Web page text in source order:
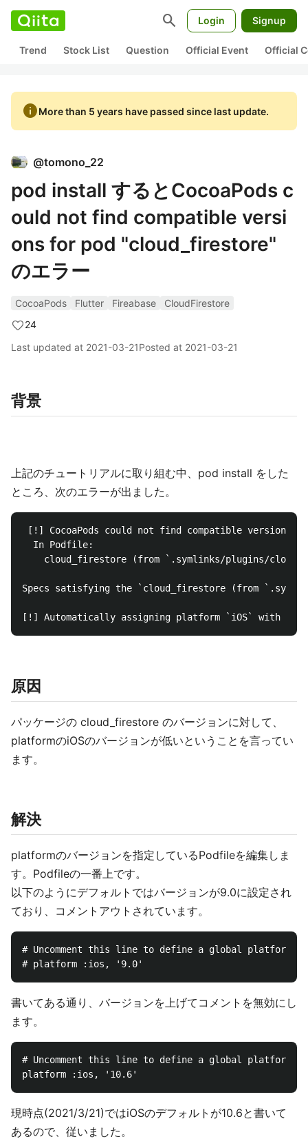
search Login Signup
Trend Stock List Question Official Event Official
infoMore than 5 years have passed since last update.
@tomono_22
pod install するとCocoaPods c
ould not find compatible versi
ons for pod "cloud_firestore"
のエラー
CocoaPods Flutter Fireabase
CloudFirestore
24
Last updated at 2021-03-21Posted at 2021-03-21
背景
上記のチュートリアルに取り組む中、pod install をした
ところ、次のエラーが出ました。
[!] CocoaPods could not find compatible versions
  In Podfile:
cloud_firestore (from `.symlinks/plugins/
Specs satisfying the `cloud_firestore (from
原因
パッケージの cloud_firestore のバージョンに対して、
platformのiOSのバージョンが低いということを言ってい
ます。
解決
platformのバージョンを指定しているPodfileを編集しま
す。Podfileの一番上です。
以下のようにデフォルトではバージョンが9.0に設定され
ており、コメントアウトされています。
# Uncomment this line to define a global platform
書いてある通り、バージョンを上げてコメントを無効にし
ます。
# Uncomment this line to define a global platform
現時点(2021/3/21)ではiOSのデフォルトが10.6と書いて
あるので、従いました。